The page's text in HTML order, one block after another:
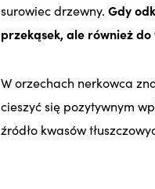
surowiec drzewny. Gdy
przekąsek, ale również
W orzechach nerkowca
cieszyć się pozytywnym
źródło kwasów